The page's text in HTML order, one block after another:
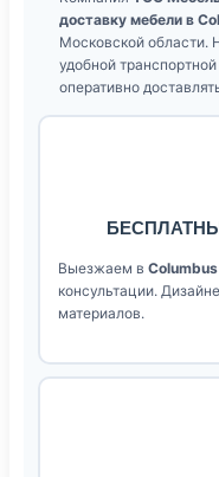
доставку мебели в
Московской области.
удобной
оперативно
Выезжаем в
консультации.
материалов.